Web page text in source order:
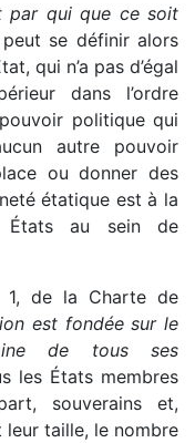
par qui que ce soit
se définir alors
qui n’a pas d’égal
dans l’ordre
politique qui
autre pouvoir
ou donner des
étatique est à la
États au sein de
1, de la Charte de
est fondée sur le
de tous ses
les États membres
souverains et,
leur taille, le nombre